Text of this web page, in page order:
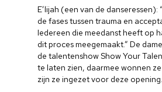
E’lijah (een van de danseressen):
de fases tussen trauma en
Iedereen die meedanst heeft op
dit proces meegemaakt.” De
de talentenshow Show Your
te laten zien, daarmee wonnen
zijn ze ingezet voor deze opening.